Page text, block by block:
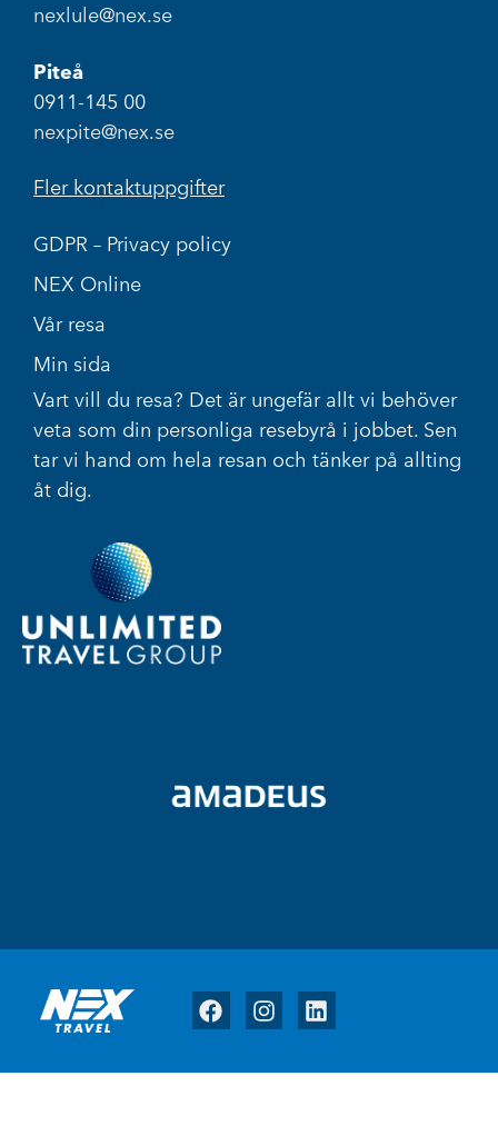
nexlule@nex.se
Piteå
0911-145 00
nexpite@nex.se
Fler kontaktuppgifter
GDPR – Privacy policy
NEX Online
Vår resa
Min sida
Vart vill du resa? Det är ungefär allt vi behöver
veta som din personliga resebyrå i jobbet. Sen
tar vi hand om hela resan och tänker på allting
åt dig.